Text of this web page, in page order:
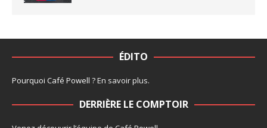
ÉDITO
Pourquoi Café Powell ?En savoir plus.
DERRIÈRE LE COMPTOIR